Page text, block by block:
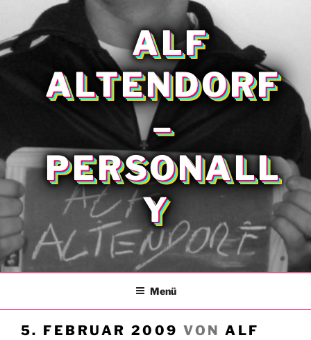
springen
ALF
ALTENDORF
–
PERSONALL
Y
Menü
VERÖFFENTLICHT
5. FEBRUAR 2009 VONALF